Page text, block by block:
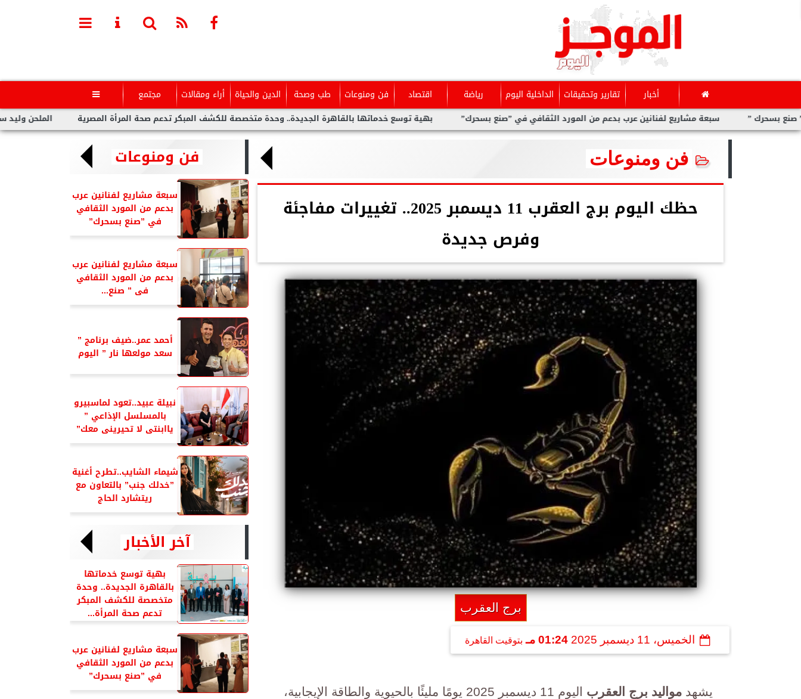
أخبار تقارير وتحقيقات الداخلية اليوم رياضة اقتصاد فن ومنوعات طب وصحة الدين والحياة أراء ومقالات مجتمع 
الملحن وليد سعد : أزمة بهية توسع خدماتها بالقاهرة الجديدة.. وحدة متخصصة للكشف المبكر تدعم صحة المرأة المصرية سبعة مشاريع لفنانين عرب بدعم من المورد الثقافي في ”صنع بسحرك” ”
فن ومنوعات
حظك اليوم برج العقرب 11 ديسمبر 2025.. تغييرات مفاجئة
وفرص جديدة
برج العقرب
الخميس، 11 ديسمبر 2025 01:24 مـ بتوقيت القاهرة
يشهدمواليد برج العقرب
اليوم 11 ديسمبر 2025 يومًا مليئًا بالحيوية والطاقة الإيجابية،
فن ومنوعات
سبعة مشاريع لفنانين عرب
بدعم من المورد الثقافي
في ”صنع بسحرك”
سبعة مشاريع لفنانين عرب
بدعم من المورد الثقافي
فى ” صنع...
أحمد عمر..ضيف برنامج ”
سعد مولعها نار ” اليوم
نبيلة عبيد..تعود لماسبيرو
بالمسلسل الإذاعي ”
ياابنتى لا تحيرينى معك”
شيماء الشايب..تطرح أغنية
”خدلك جنب” بالتعاون مع
ريتشارد الحاج
آخر الأخبار
بهية توسع خدماتها
بالقاهرة الجديدة.. وحدة
متخصصة للكشف المبكر
تدعم صحة المرأة...
سبعة مشاريع لفنانين عرب
بدعم من المورد الثقافي
في ”صنع بسحرك”